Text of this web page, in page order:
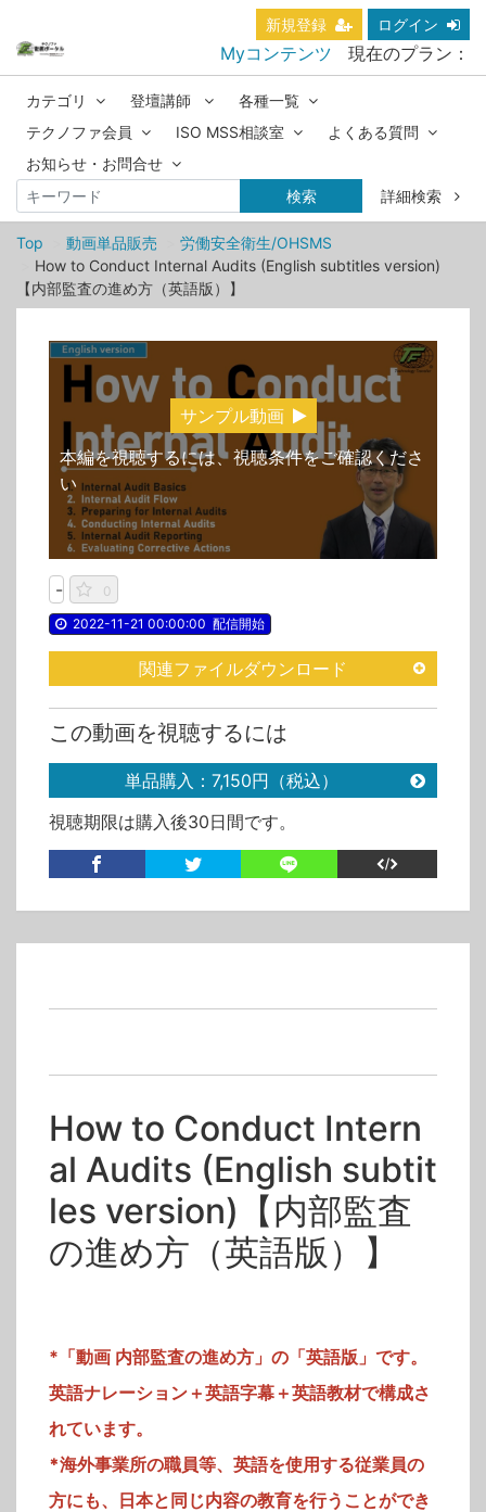
新規登録 ログイン
Myコンテンツ 現在のプラン：
カテゴリ 登壇講師
各種一覧
テクノファ会員
ISO MSS相談室
よくある質問
お知らせ・お問合せ
検索
詳細検索
Top 動画単品販売
労働安全衛生/OHSMS
How to Conduct Internal Audits (English subtitles version)
【内部監査の進め方（英語版）】
サンプル動画
本編を視聴するには、視聴条件をご確認くださ
い
-
0
2022-11-21 00:00:00 配信開始
関連ファイルダウンロード
この動画を視聴するには
単品購入：7,150円（税込）
視聴期限は購入後30日間です。
購入済の方は、ログインすると視聴できます
カテゴリ
動画単品販売>労働安全衛生/OHSMS
タグ
内部監査
How to Conduct Intern
al Audits (English subtit
les version)【内部監査
の進め方（英語版）】
*「動画 内部監査の進め方」の「英語版」です。
英語ナレーション＋英語字幕＋英語教材で構成さ
れています。
*海外事業所の職員等、英語を使用する従業員の
方にも、日本と同じ内容の教育を行うことができ